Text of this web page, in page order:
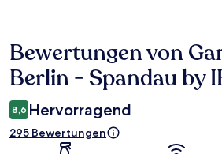
Bewertungen
Bewertungen von
Berlin - Spandau by
8,6 Hervorragend
295 Bewertungen